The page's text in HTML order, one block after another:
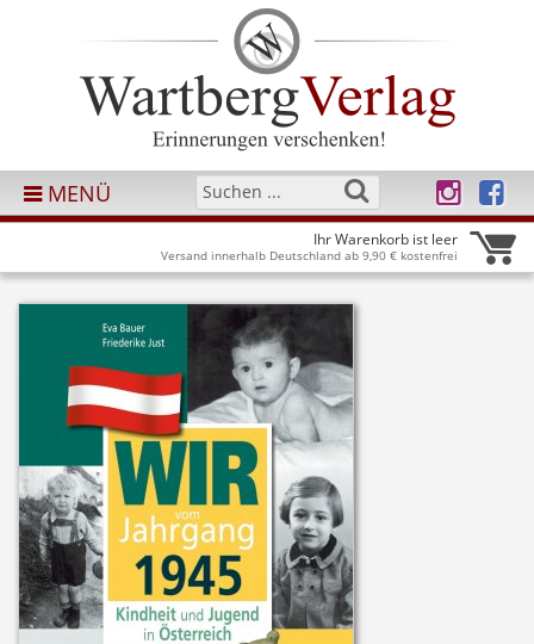
MENÜ
Ihr Warenkorb ist leer
Versand innerhalb Deutschland ab 9,90 € kostenfrei